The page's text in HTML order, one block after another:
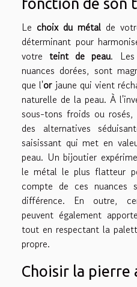
Le choix du métal de
déterminant pour
votreteint de peau. Les
nuances dorées, sont
que l'orjaune qui vient
naturelle de la peau. À
sous-tons froids ou
des alternatives
saisissant qui met en
peau. Un bijoutier
le métal le plus flatteur
compte de ces
différence. En outre,
peuvent également
tout en respectant la
propre.
Choisir la pierre